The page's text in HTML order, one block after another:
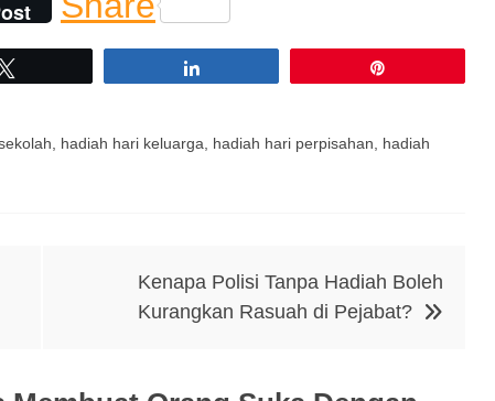
hadiah hari keluarga hadiah hari perpisahan
hadiah
Kenapa Polisi Tanpa Hadiah Boleh
Kurangkan Rasuah di Pejabat?